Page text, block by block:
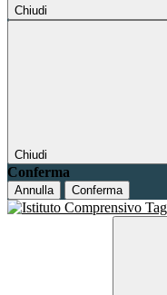
Chiudi
Chiudi
Conferma
Annulla Conferma